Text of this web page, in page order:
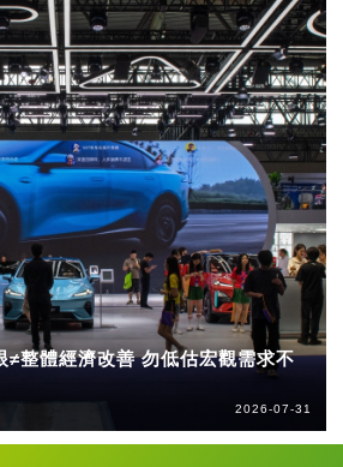
≠整體經濟改善 勿低估宏觀需求不
2026-07-31